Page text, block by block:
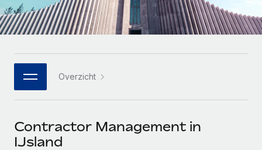
Platform
Ingebouwde essentiële HR-functies voor je team
Integraties
DIENSTEN
Enterprise
Global HR voor grote bedrijven
WERK MET ONS SAMEN
Strategische technologiepartners
Een partner worden
Ontdek hoe je met ons kunt samenwerken
HR-woordenlijst
Checklists en templates
Webinars
Newsroom
Italiano
Português (Portugal)
日本語
한국어
Overzicht
Contractor Management in
IJsland